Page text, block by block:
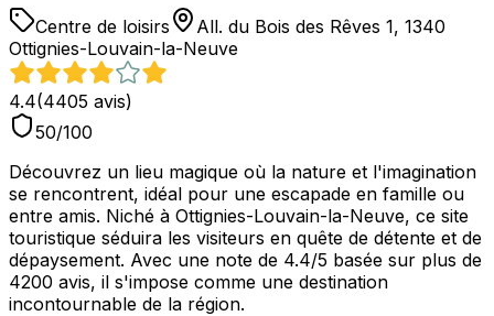
Centre de loisirs
All. du Bois des Rêves 1, 1340
Ottignies-Louvain-la-Neuve
4.4(4405 avis)
50/100
Découvrez un lieu magique où la nature et l'imagination
se rencontrent, idéal pour une escapade en famille ou
entre amis. Niché à Ottignies-Louvain-la-Neuve, ce site
touristique séduira les visiteurs en quête de détente et de
dépaysement. Avec une note de 4.4/5 basée sur plus de
4200 avis, il s'impose comme une destination
incontournable de la région.